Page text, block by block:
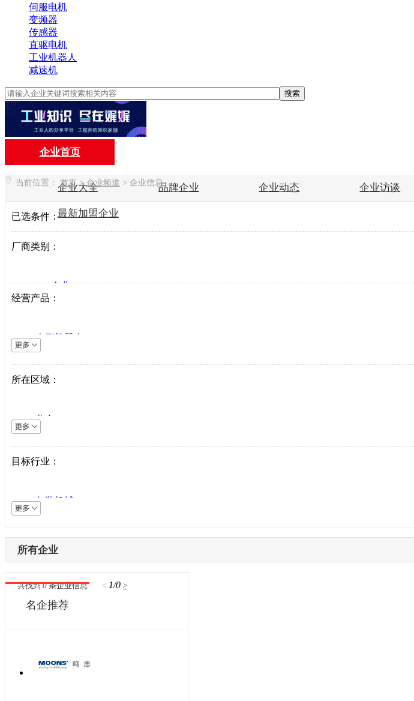
伺服电机
变频器
传感器
直驱电机
工业机器人
减速机
搜索
企业首页
企业大全 品牌企业 企业动态 企业访谈
最新加盟企业
当前位置： 首页 > 企业频道 > 企业信息
已选条件：
厂商类别：
VIP企业
生产商
系统集成商
经营产品：
人形机器人
逆变器
机床设备
直驱驱动器
工业机器人
伺服电机
中低压变频器
工业以太网
激光设备
其他机械设备
机器视觉
高压变频器
伺服驱动器
电气连接
所在区域：
北京
上海
天津
山西
内蒙古
辽宁
吉林
黑龙江
江苏
江西
目标行业：
包装机械
采矿机械
电子制造
纺织机械
供水处理
轨道交通
机床工具
起重机械
所有企业
共找到 0 条企业信息 < 1/0 >
名企推荐